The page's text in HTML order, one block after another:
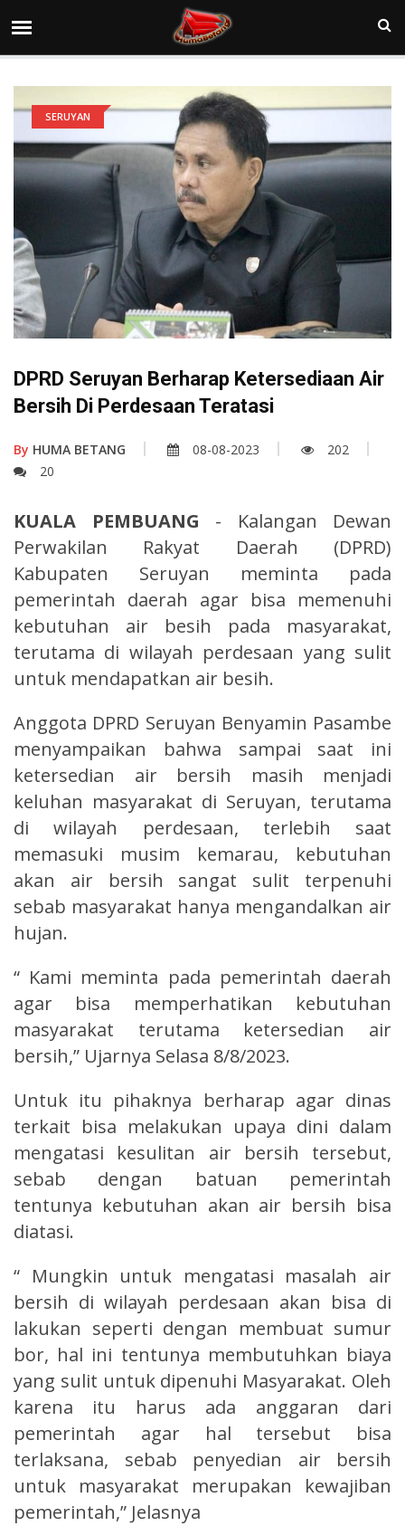
SERUYAN
DPRD Seruyan Berharap Ketersediaan Air
Bersih Di Perdesaan Teratasi
By HUMA BETANG 08-08-2023
202
20
KUALA PEMBUANG - Kalangan Dewan
Perwakilan Rakyat Daerah (DPRD)
Kabupaten Seruyan meminta pada
pemerintah daerah agar bisa memenuhi
kebutuhan air besih pada masyarakat,
terutama di wilayah perdesaan yang sulit
untuk mendapatkan air besih.
Anggota DPRD Seruyan Benyamin Pasambe
menyampaikan bahwa sampai saat ini
ketersedian air bersih masih menjadi
keluhan masyarakat di Seruyan, terutama
di wilayah perdesaan, terlebih saat
memasuki musim kemarau, kebutuhan
akan air bersih sangat sulit terpenuhi
sebab masyarakat hanya mengandalkan air
hujan.
“ Kami meminta pada pemerintah daerah
agar bisa memperhatikan kebutuhan
masyarakat terutama ketersedian air
bersih,” Ujarnya Selasa 8/8/2023.
Untuk itu pihaknya berharap agar dinas
terkait bisa melakukan upaya dini dalam
mengatasi kesulitan air bersih tersebut,
sebab dengan batuan pemerintah
tentunya kebutuhan akan air bersih bisa
diatasi.
“ Mungkin untuk mengatasi masalah air
bersih di wilayah perdesaan akan bisa di
lakukan seperti dengan membuat sumur
bor, hal ini tentunya membutuhkan biaya
yang sulit untuk dipenuhi Masyarakat. Oleh
karena itu harus ada anggaran dari
pemerintah agar hal tersebut bisa
terlaksana, sebab penyedian air bersih
untuk masyarakat merupakan kewajiban
pemerintah,” Jelasnya